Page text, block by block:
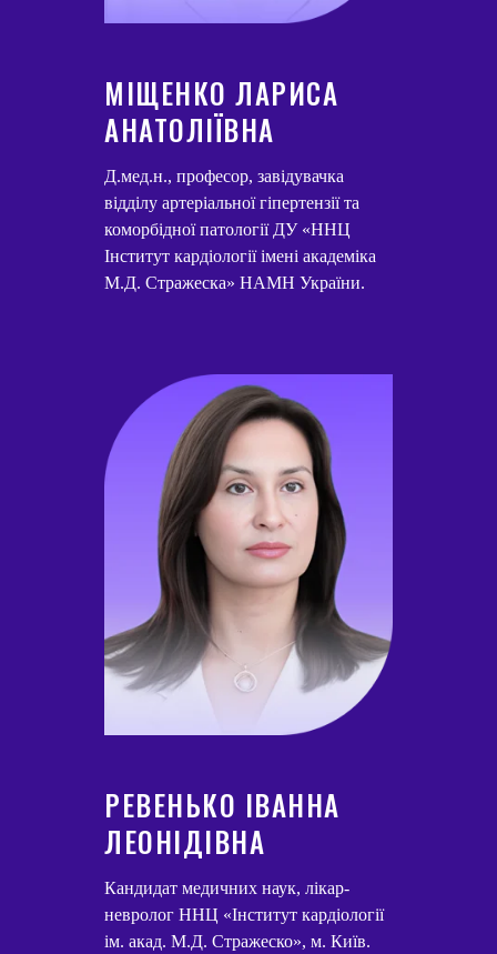
МІЩЕНКО ЛАРИСА
АНАТОЛІЇВНА
Д.мед.н., професор, завідувачка
відділу артеріальної гіпертензії та
коморбідної патології ДУ «ННЦ
Інститут кардіології імені академіка
М.Д. Стражеска» НАМН України.
РЕВЕНЬКО ІВАННА
ЛЕОНІДІВНА
Кандидат медичних наук, лікар-
невролог ННЦ «Інститут кардіології
ім. акад. М.Д. Стражеско», м. Київ.